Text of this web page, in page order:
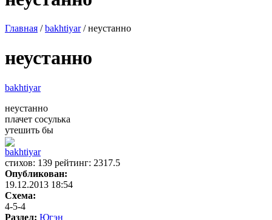
Главная /bakhtiyar/ неустанно
неустанно
bakhtiyar
неустанно
плачет сосулька
утешить бы
bakhtiyar
cтихов: 139 рейтинг: 2317.5
Опубликован:
19.12.2013 18:54
Схема:
4-5-4
Раздел: Югэн